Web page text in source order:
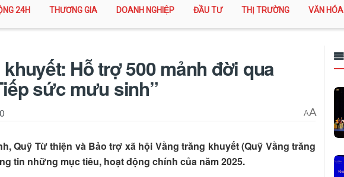
24H THƯƠNG GIA DOANH NGHIỆP ĐẦU TƯ THỊ TRƯỜNG VĂN HÓA
Hỗ trợ 500 mảnh đời qua
sức mưu sinh”
0 AA
Quỹ Từ thiện và Bảo trợ xã hội Vầng trăng khuyết (Quỹ Vầng trăng
tin những mục tiêu, hoạt động chính của năm 2025.